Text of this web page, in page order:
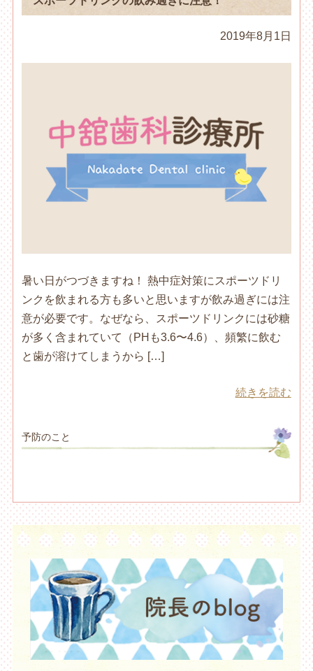
2019年8月1日
暑い日がつづきますね！ 熱中症対策にスポーツドリ
ンクを飲まれる方も多いと思いますが飲み過ぎには注
意が必要です。なぜなら、スポーツドリンクには砂糖
が多く含まれていて（PHも3.6〜4.6）、頻繁に飲む
と歯が溶けてしまうから […]
続きを読む
予防のこと